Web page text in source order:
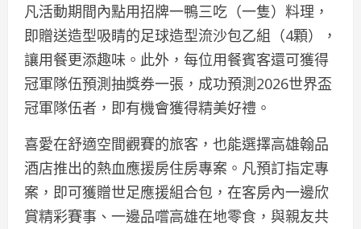
凡活動期間內點用招牌一鴨三吃（一隻）料理，
即贈送造型吸睛的足球造型流沙包乙組（4顆），
讓用餐更添趣味。此外，每位用餐賓客還可獲得
冠軍隊伍預測抽獎券一張，成功預測2026世界盃
冠軍隊伍者，即有機會獲得精美好禮。
喜愛在舒適空間觀賽的旅客，也能選擇高雄翰品
酒店推出的熱血應援房住房專案。凡預訂指定專
案，即可獲贈世足應援組合包，在客房內一邊欣
賞精彩賽事、一邊品嚐高雄在地零食，與親友共